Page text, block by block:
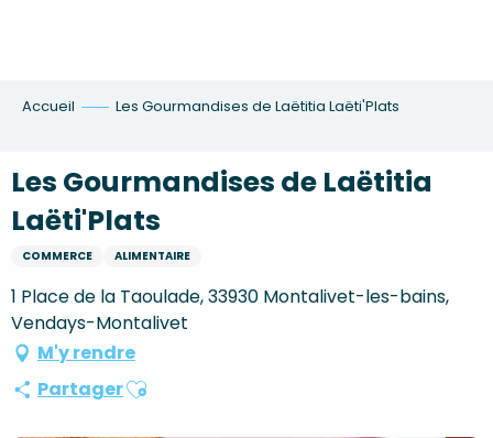
Accueil Les Gourmandises de Laëtitia Laëti'Plats
Les Gourmandises de Laëtitia
Laëti'Plats
COMMERCE ALIMENTAIRE
1 Place de la Taoulade, 33930 Montalivet-les-bains,
Vendays-Montalivet
M'y rendre
PartagerAjouter aux favoris